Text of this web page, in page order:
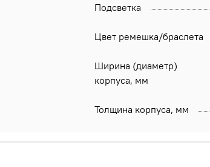
Подсветка
Цвет ремешка/браслета
Ширина (диаметр)
корпуса, мм
Толщина корпуса, мм